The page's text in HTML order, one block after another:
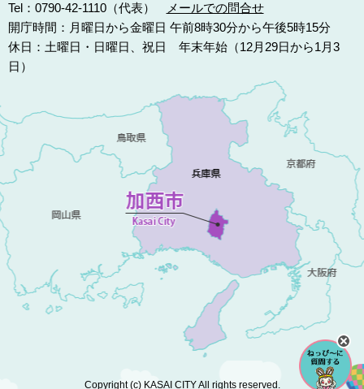
Tel：0790-42-1110（代表）
メールでの問合せ
開庁時間：月曜日から金曜日 午前8時30分から午後5時15分
休日：土曜日・日曜日、祝日 年末年始（12月29日から1月3
日）
Copyright (c) KASAI CITY All rights reserved.